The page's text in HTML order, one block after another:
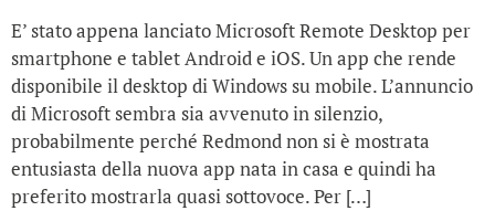
E’ stato appena lanciato Microsoft Remote Desktop per
smartphone e tablet Android e iOS. Un app che rende
disponibile il desktop di Windows su mobile. L’annuncio
di Microsoft sembra sia avvenuto in silenzio,
probabilmente perché Redmond non si è mostrata
entusiasta della nuova app nata in casa e quindi ha
preferito mostrarla quasi sottovoce. Per […]